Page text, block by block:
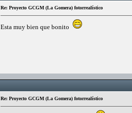
Re: Proyecto GCGM (La Gomera) fotorrealístico
Esta muy bien que bonito
Re: Proyecto GCGM (La Gomera) fotorrealístico